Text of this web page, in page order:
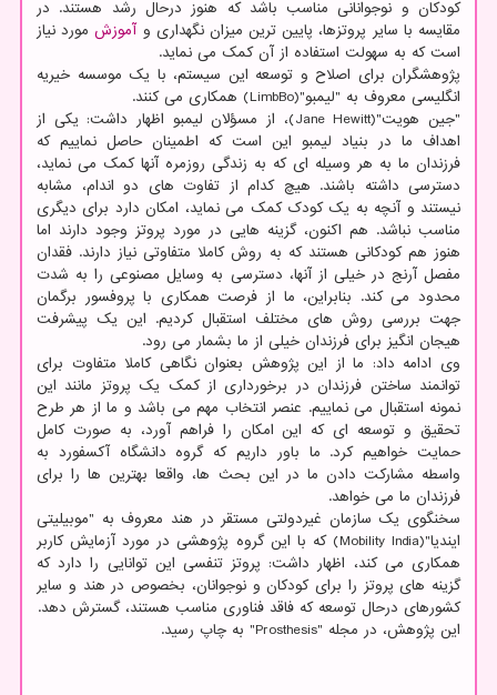
کودکان و نوجوانانی مناسب باشد که هنوز درحال رشد هستند. در
مقایسه با سایر پروتزها، پایین ترین میزان نگهداری و آموزشمورد نیاز
است که به سهولت استفاده از آن کمک می نماید.
پژوهشگران برای اصلاح و توسعه این سیستم، با یک موسسه خیریه
انگلیسی معروف به "لیمبو"(LimbBo) همکاری می کنند.
"جین هویت"(Jane Hewitt)، از مسؤلان لیمبو اظهار داشت: یکی از
اهداف ما در بنیاد لیمبو این است که اطمینان حاصل نماییم که
فرزندان ما به هر وسیله ای که به زندگی روزمره آنها کمک می نماید،
دسترسی داشته باشند. هیچ کدام از تفاوت های دو اندام، مشابه
نیستند و آنچه به یک کودک کمک می نماید، امکان دارد برای دیگری
مناسب نباشد. هم اکنون، گزینه هایی در مورد پروتز وجود دارند اما
هنوز هم کودکانی هستند که به روش کاملا متفاوتی نیاز دارند. فقدان
مفصل آرنج در خیلی از آنها، دسترسی به وسایل مصنوعی را به شدت
محدود می کند. بنابراین، ما از فرصت همکاری با پروفسور برگمان
جهت بررسی روش های مختلف استقبال کردیم. این یک پیشرفت
هیجان انگیز برای فرزندان خیلی از ما بشمار می رود.
وی ادامه داد: ما از این پژوهش بعنوان نگاهی کاملا متفاوت برای
توانمند ساختن فرزندان در برخورداری از کمک یک پروتز مانند این
نمونه استقبال می نماییم. عنصر انتخاب مهم می باشد و ما از هر طرح
تحقیق و توسعه ای که این امکان را فراهم آورد، به صورت کامل
حمایت خواهیم کرد. ما باور داریم که گروه دانشگاه آکسفورد به
واسطه مشارکت دادن ما در این بحث ها، واقعا بهترین ها را برای
فرزندان ما می خواهد.
سخنگوی یک سازمان غیردولتی مستقر در هند معروف به "موبیلیتی
ایندیا"(Mobility India) که با این گروه پژوهشی در مورد آزمایش کاربر
همکاری می کند، اظهار داشت: پروتز تنفسی این توانایی را دارد که
گزینه های پروتز را برای کودکان و نوجوانان، بخصوص در هند و سایر
کشورهای درحال توسعه که فاقد فناوری مناسب هستند، گسترش دهد.
این پژوهش، در مجله "Prosthesis" به چاپ رسید.